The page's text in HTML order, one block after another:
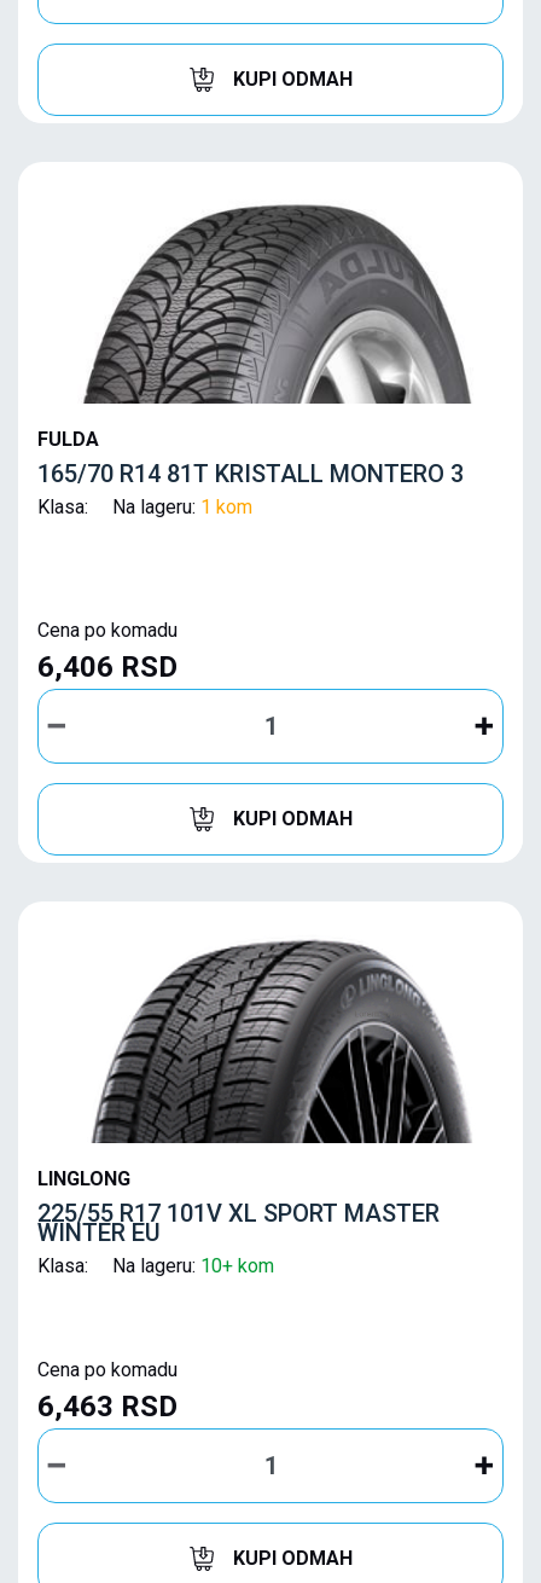
KUPI ODMAH
FULDA
165/70 R14 81T KRISTALL MONTERO 3
Klasa: Na lageru: 1 kom
Cena po komadu
6,406 RSD
KUPI ODMAH
LINGLONG
225/55 R17 101V XL SPORT MASTER
WINTER EU
Klasa: Na lageru: 10+ kom
Cena po komadu
6,463 RSD
KUPI ODMAH